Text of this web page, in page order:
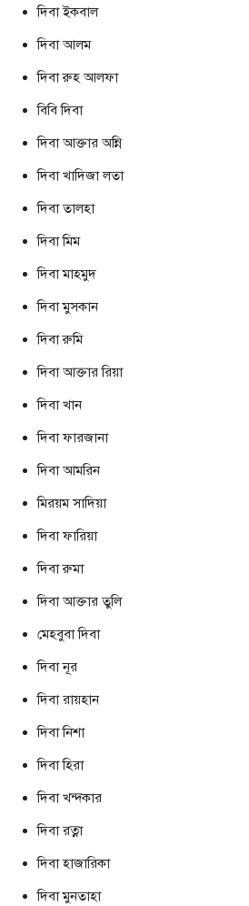
দিবা ইকবাল
দিবা আলম
দিবা রুহ আলফা
বিবি দিবা
দিবা আক্তার অন্নি
দিবা খাদিজা লতা
দিবা তালহা
দিবা মিম
দিবা মাহমুদ
দিবা মুসকান
দিবা রুমি
দিবা আক্তার রিয়া
দিবা খান
দিবা ফারজানা
দিবা আমরিন
মিরয়ম সাদিয়া
দিবা ফারিয়া
দিবা রুমা
দিবা আক্তার তুলি
মেহবুবা দিবা
দিবা নূর
দিবা রায়হান
দিবা নিশা
দিবা হিরা
দিবা খন্দকার
দিবা রত্না
দিবা হাজারিকা
দিবা মুনতাহা